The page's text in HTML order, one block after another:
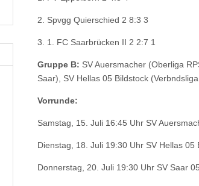
2. Spvgg Quierschied 2 8:3 3
3. 1. FC Saarbrücken II 2 2:7 1
Gruppe B: SV Auersmacher (Oberliga
Saar), SV Hellas 05 Bildstock
Vorrunde:
Samstag, 15. Juli 16:45 Uhr SV
Dienstag, 18. Juli 19:30 Uhr SV Hellas 05
Donnerstag, 20. Juli 19:30 Uhr SV Saar